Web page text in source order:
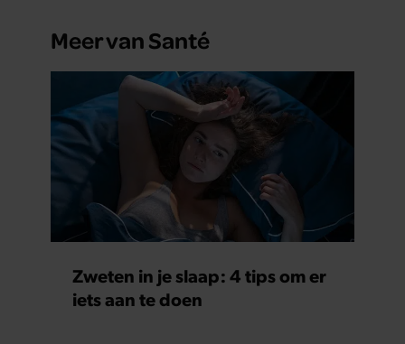
Meer van Santé
Zweten in je slaap: 4 tips om er
iets aan te doen